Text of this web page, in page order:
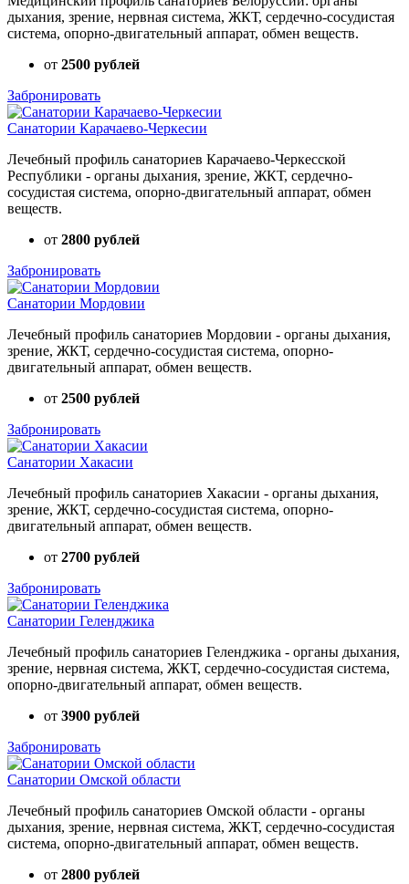
дыхания, зрение, нервная система, ЖКТ, сердечно-сосудистая
система, опорно-двигательный аппарат, обмен веществ.
от 2500 рублей
Забронировать
Санатории Карачаево-Черкесии
Лечебный профиль санаториев Карачаево-Черкесской
Республики - органы дыхания, зрение, ЖКТ, сердечно-
сосудистая система, опорно-двигательный аппарат, обмен
веществ.
от 2800 рублей
Забронировать
Санатории Мордовии
Лечебный профиль санаториев Мордовии - органы дыхания,
зрение, ЖКТ, сердечно-сосудистая система, опорно-
двигательный аппарат, обмен веществ.
от 2500 рублей
Забронировать
Санатории Хакасии
Лечебный профиль санаториев Хакасии - органы дыхания,
зрение, ЖКТ, сердечно-сосудистая система, опорно-
двигательный аппарат, обмен веществ.
от 2700 рублей
Забронировать
Санатории Геленджика
Лечебный профиль санаториев Геленджика - органы дыхания,
зрение, нервная система, ЖКТ, сердечно-сосудистая система,
опорно-двигательный аппарат, обмен веществ.
от 3900 рублей
Забронировать
Санатории Омской области
Лечебный профиль санаториев Омской области - органы
дыхания, зрение, нервная система, ЖКТ, сердечно-сосудистая
система, опорно-двигательный аппарат, обмен веществ.
от 2800 рублей